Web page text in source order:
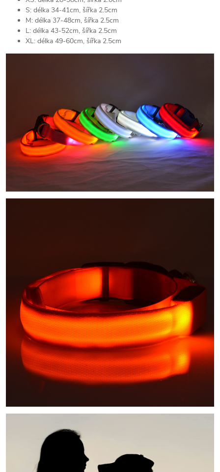
S: délka 34-41cm, šířka 2.5cm
M: délka 37-48cm, šířka 2.5cm
L: délka 43-52cm, šířka 2.5cm
XL: délka 49-60cm, šířka 2.5cm